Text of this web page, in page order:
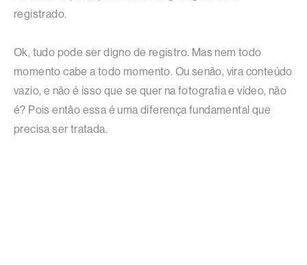
registrado.
Ok, tudo pode ser digno de registro. Mas nem todo
momento cabe a todo momento. Ou senão, vira conteúdo
vazio, e não é isso que se quer na fotografia e vídeo, não
é? Pois então essa é uma diferença fundamental que
precisa ser tratada.